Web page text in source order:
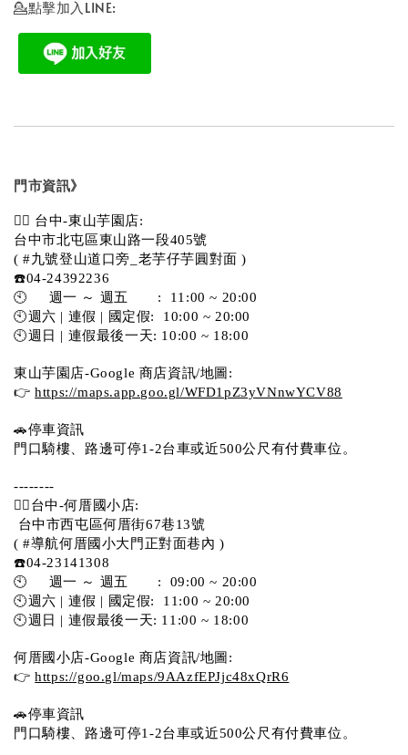
💁點擊加入LINE:
門市資訊》
💁‍♀️ 台中-東山芋園店:
台中市北屯區東山路一段405號
( #九號登山道口旁_老芋仔芋圓對面 )
☎️04-24392236
🕙     週一 ～ 週五       :  11:00 ~ 20:00
🕙週六 | 連假 | 國定假:  10:00 ~ 20:00
🕙週日 | 連假最後一天: 10:00 ~ 18:00
東山芋園店-Google 商店資訊/地圖:
👉 https://maps.app.goo.gl/WFD1pZ3yVNnwYCV88
🚗停車資訊
門口騎樓、路邊可停1-2台車或近500公尺有付費車位。
--------
💁‍♀️台中-何厝國小店:
台中市西屯區何厝街67巷13號
( #導航何厝國小大門正對面巷內 )
☎️04-23141308
🕙     週一 ～ 週五       :  09:00 ~ 20:00
🕙週六 | 連假 | 國定假:  11:00 ~ 20:00
🕙週日 | 連假最後一天: 11:00 ~ 18:00
何厝國小店-Google 商店資訊/地圖:
👉 https://goo.gl/maps/9AAzfEPJjc48xQrR6
🚗停車資訊
門口騎樓、路邊可停1-2台車或近500公尺有付費車位。